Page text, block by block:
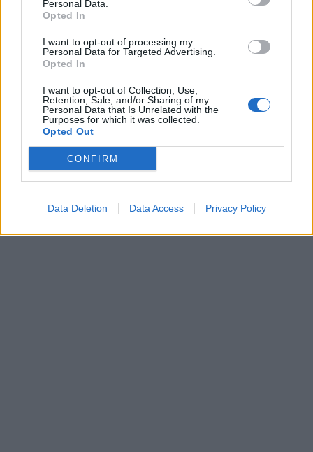
Personal Data.
Opted In
I want to opt-out of processing my
Personal Data for Targeted Advertising.
Opted In
I want to opt-out of Collection, Use,
Retention, Sale, and/or Sharing of my
Personal Data that Is Unrelated with the
Purposes for which it was collected.
Opted Out
CONFIRM
Data Deletion Data Access Privacy Policy
In evidenza